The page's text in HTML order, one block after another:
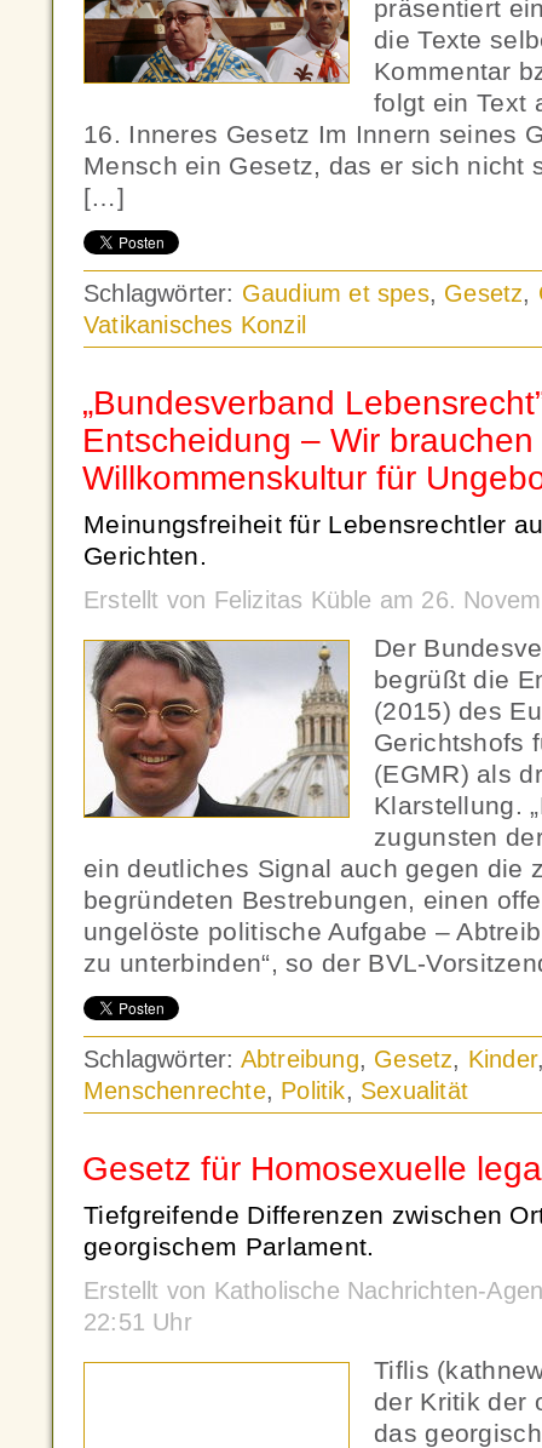
präsentiert
die Texte
Kommentar
folgt ein Text
16. Inneres Gesetz Im Innern seines
Mensch ein Gesetz, das er sich nicht
[…]
Schlagwörter: Gaudium et spes, Gesetz,
Vatikanisches Konzil
„Bundesverband
Entscheidung – Wir
Willkommenskultur für
Meinungsfreiheit für Lebensrechtler
Gerichten.
Erstellt von Felizitas Küble am 26.
Der
begrüßt die
(2015) des
Gerichtshofs
(EGMR) als
Klarstellung.
zugunsten
ein deutliches Signal auch gegen die
begründeten Bestrebungen, einen
ungelöste politische Aufgabe –
zu unterbinden“, so der BVL-
Schlagwörter: Abtreibung, Gesetz, Kinder
Menschenrechte, Politik, Sexualität
Gesetz für Homosexuelle
Tiefgreifende Differenzen zwischen
georgischem Parlament.
Erstellt von Katholische Nachrichten-
22:51 Uhr
Tiflis
der Kritik der
das